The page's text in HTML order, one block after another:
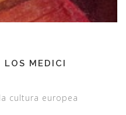
LOS MEDICI
cultura europea